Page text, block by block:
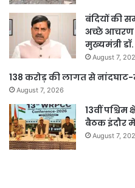
बंदियों की
अच्छे आचरण
मुख्यमंत्री
August 7,
138 करोड़ की लागत से
August 7, 2026
13वीं
बैठक इंदौर
August 7,